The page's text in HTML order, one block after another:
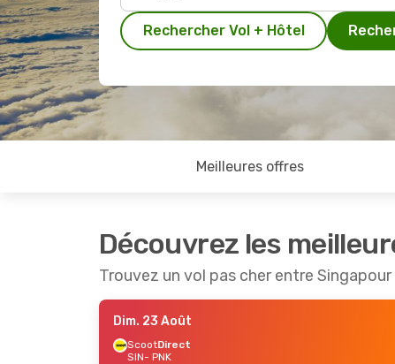
Rechercher Vol + Hôtel
Meilleures offres
Découvrez les
Trouvez un vol pas cher entre
Dim. 23 Août
ScootDirect
SIN- PNK